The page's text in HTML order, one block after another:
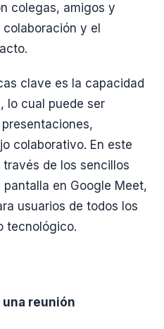
colegas, amigos y
y el
clave es la capacidad
lo cual puede ser
colaborativo. En este
de los sencillos
en Google Meet,
usuarios de todos los
tecnológico.
una reunión